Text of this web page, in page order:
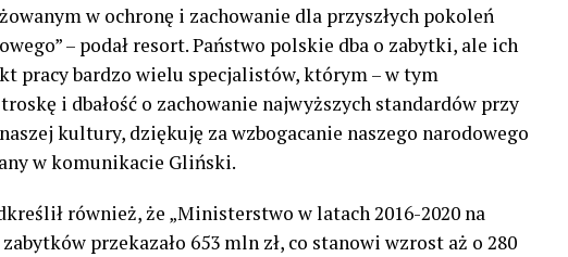
w ochronę i zachowanie dla przyszłych pokoleń
– podał resort. Państwo polskie dba o zabytki, ale ich
pracy bardzo wielu specjalistów, którym – w tym
i dbałość o zachowanie najwyższych standardów przy
kultury, dziękuję za wzbogacanie naszego narodowego
w komunikacie Gliński.
również, że „Ministerstwo w latach 2016-2020 na
przekazało 653 mln zł, co stanowi wzrost aż o 280